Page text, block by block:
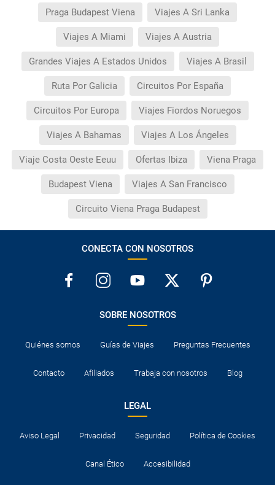
Praga Budapest Viena Viajes A Sri Lanka
Viajes A Miami Viajes A Austria
Grandes Viajes A Estados Unidos Viajes A Brasil
Ruta Por Galicia Circuitos Por España
Circuitos Por Europa Viajes Fiordos Noruegos
Viajes A Bahamas Viajes A Los Ángeles
Viaje Costa Oeste Eeuu Ofertas Ibiza Viena Praga
Budapest Viena Viajes A San Francisco
Circuito Viena Praga Budapest
CONECTA CON NOSOTROS
SOBRE NOSOTROS
Quiénes somos Guías de Viajes Preguntas Frecuentes
Contacto Afiliados Trabaja con nosotros Blog
LEGAL
Aviso Legal Privacidad Seguridad Política de Cookies
Canal Ético Accesibilidad